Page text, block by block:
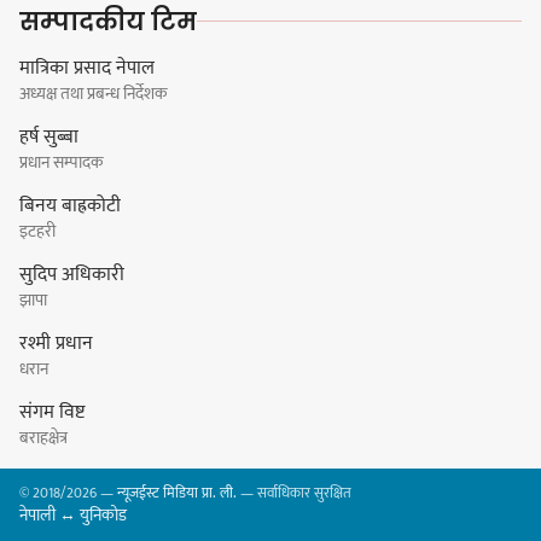
जनालाई विद्वत सम्मान
सम्पादकीय टिम
मात्रिका प्रसाद नेपाल
अध्यक्ष तथा प्रबन्ध निर्देशक
हर्ष सुब्बा
प्रधान सम्पादक
बिनय बाह्रकोटी
इटहरी
सुदिप अधिकारी
झापा
रश्मी प्रधान
धरान
संगम विष्ट
बराहक्षेत्र
© 2018/2026 —न्यूजईस्ट मिडिया प्रा. ली. — सर्वाधिकार सुरक्षित
नेपाली ↔ युनिकोड